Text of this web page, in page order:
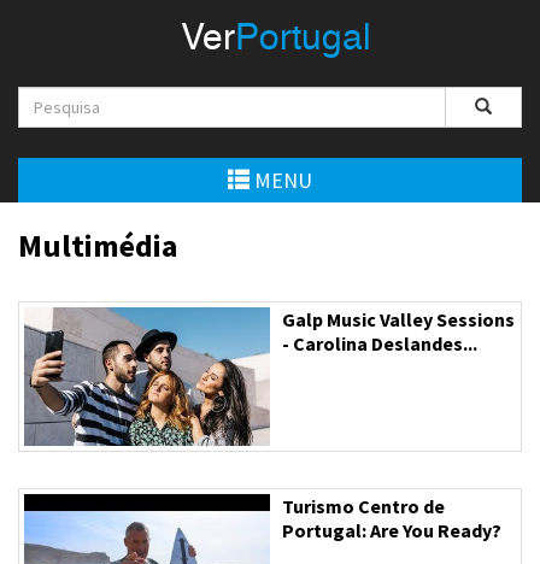
Empreendedorismo
Construção e Imobiliário
Cultura e Educação
Economia
Gastronomia
Telecomunicações
VerPortugal
MENU
Multimédia
Galp Music Valley Sessions
- Carolina Deslandes...
Turismo Centro de
Portugal: Are You Ready?